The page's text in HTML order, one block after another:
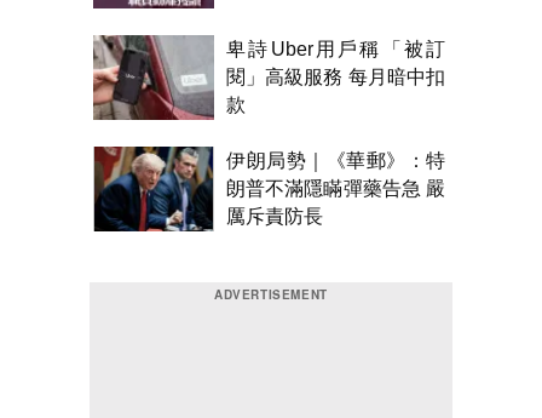
卑詩Uber用戶稱「被訂
閱」高級服務 每月暗中扣
款
伊朗局勢｜《華郵》：特
朗普不滿隱瞞彈藥告急 嚴
厲斥責防長